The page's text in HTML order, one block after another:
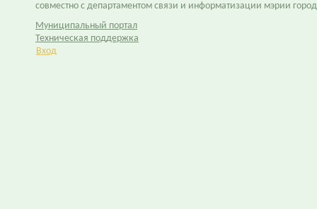
совместно с департаментом связи и информатизации мэрии
Муниципальный портал
Техническая поддержка
Вход